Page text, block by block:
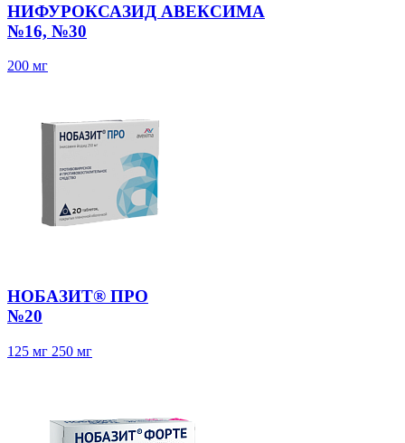
НИФУРОКСАЗИД АВЕКСИМА
№16, №30
200 мг
НОБАЗИТ® ПРО
№20
125 мг 250 мг